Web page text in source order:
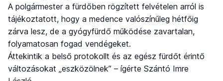
A polgármester a fürdőben rögzített felvételen arról is
tájékoztatott, hogy a medence valószínűleg hétfőig
zárva lesz, de a gyógyfürdő működése zavartalan,
folyamatosan fogad vendégeket.
Áttekintik a belső protokollt és az egész fürdőt érintő
változásokat „eszközölnek” – ígérte Szántó Imre